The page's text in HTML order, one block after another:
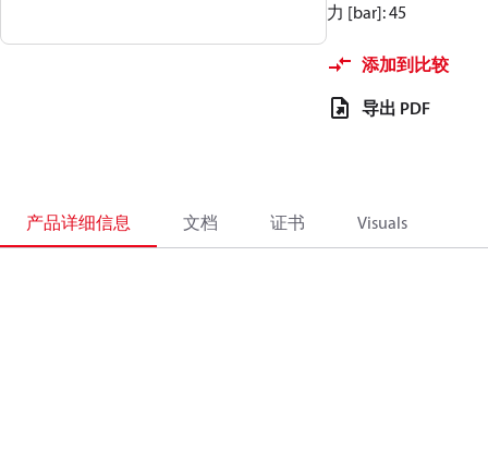
力 [bar]: 45
添加到比较
导出 PDF
产品详细信息 文档 证书 Visuals